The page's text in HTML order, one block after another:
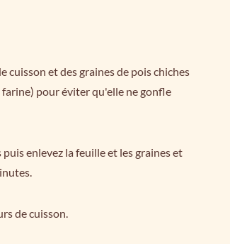
cuisson et des graines de pois chiches
pour éviter qu'elle ne gonfle
enlevez la feuille et les graines et
de cuisson.